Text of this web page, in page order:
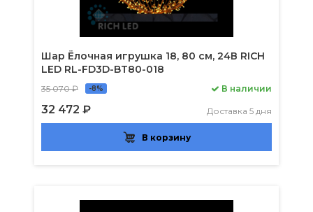
Шар Ёлочная игрушка 18, 80 см, 24В RICH
LED RL-FD3D-BT80-018
35 070 ₽ -8%
32 472 ₽
В наличии
Доставка 5 дня
В корзину